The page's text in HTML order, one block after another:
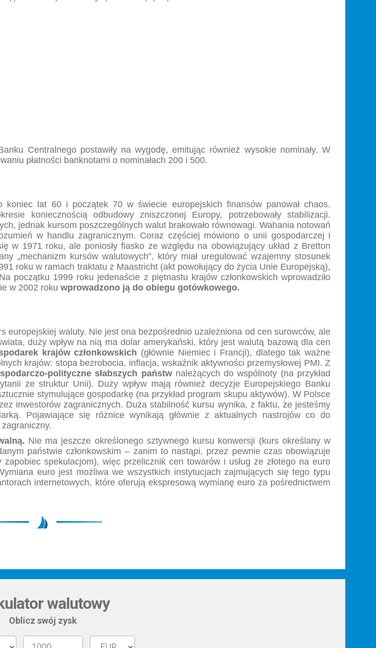
Centralnego postawiły na wygodę, emitując również wysokie nominały. W
płatności banknotami o nominałach 200 i 500.
lat 60 i początek 70 w świecie europejskich finansów panował chaos.
koniecznością odbudowy zniszczonej Europy, potrzebowały stabilizacji.
jednak kursom poszczególnych walut brakowało równowagi. Wahania notowań
w handlu zagranicznym. Coraz częściej mówiono o unii gospodarczej i
w 1971 roku, ale poniosły fiasko ze względu na obowiązujący układ z Bretton
„mechanizm kursów walutowych”, który miał uregulować wzajemny stosunek
roku w ramach traktatu z Maastricht (akt powołujący do życia Unie Europejską),
początku 1999 roku jedenaście z piętnastu krajów członkowskich wprowadziło
w 2002 roku wprowadzono ją do obiegu gotówkowego.
europejskiej waluty. Nie jest ona bezpośrednio uzależniona od cen surowców, ale
duży wpływ na nią ma dolar amerykański, który jest walutą bazową dla cen
krajów członkowskich (głównie Niemiec i Francji), dlatego tak ważne
krajów: stopa bezrobocia, inflacja, wskaźnik aktywności przemysłowej PMI. Z
polityczne słabszych państwnależących do wspólnoty (na przykład
ze struktur Unii). Duży wpływ mają również decyzje Europejskiego Banku
stymulujące gospodarkę (na przykład program skupu aktywów). W Polsce
inwestorów zagranicznych. Duża stabilność kursu wynika, z faktu, że jesteśmy
Pojawiające się różnice wynikają głównie z aktualnych nastrojów co do
Nie ma jeszcze określonego sztywnego kursu konwersji (kurs określany w
państwie członkowskim – zanim to nastąpi, przez pewnie czas obowiązuje
spekulacjom), więc przelicznik cen towarów i usług ze złotego na euro
euro jest możliwa we wszystkich instytucjach zajmujących się tego typu
internetowych, które oferują ekspresową wymianę euro za pośrednictwem
walutowy
Oblicz swój zysk